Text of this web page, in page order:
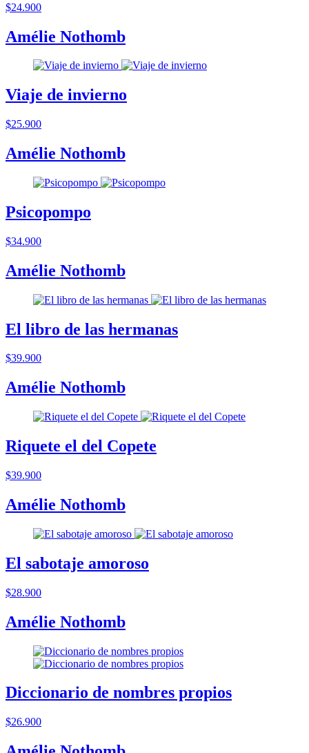
$24.900
Amélie Nothomb
Viaje de invierno
$25.900
Amélie Nothomb
Psicopompo
$34.900
Amélie Nothomb
El libro de las hermanas
$39.900
Amélie Nothomb
Riquete el del Copete
$39.900
Amélie Nothomb
El sabotaje amoroso
$28.900
Amélie Nothomb
Diccionario de nombres propios
$26.900